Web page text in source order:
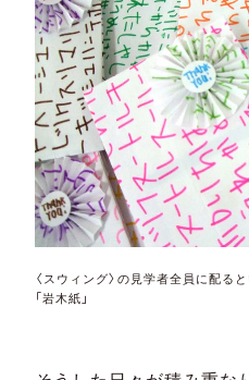
〈スウィング〉の見学者全員に配る
「岩木紙」